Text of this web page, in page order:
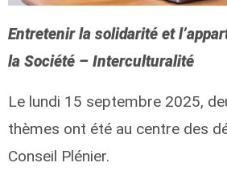
Entretenir la solidarité et
la Société – Interculturalité
Le lundi 15 septembre 2025,
thèmes ont été au centre des
Conseil Plénier.